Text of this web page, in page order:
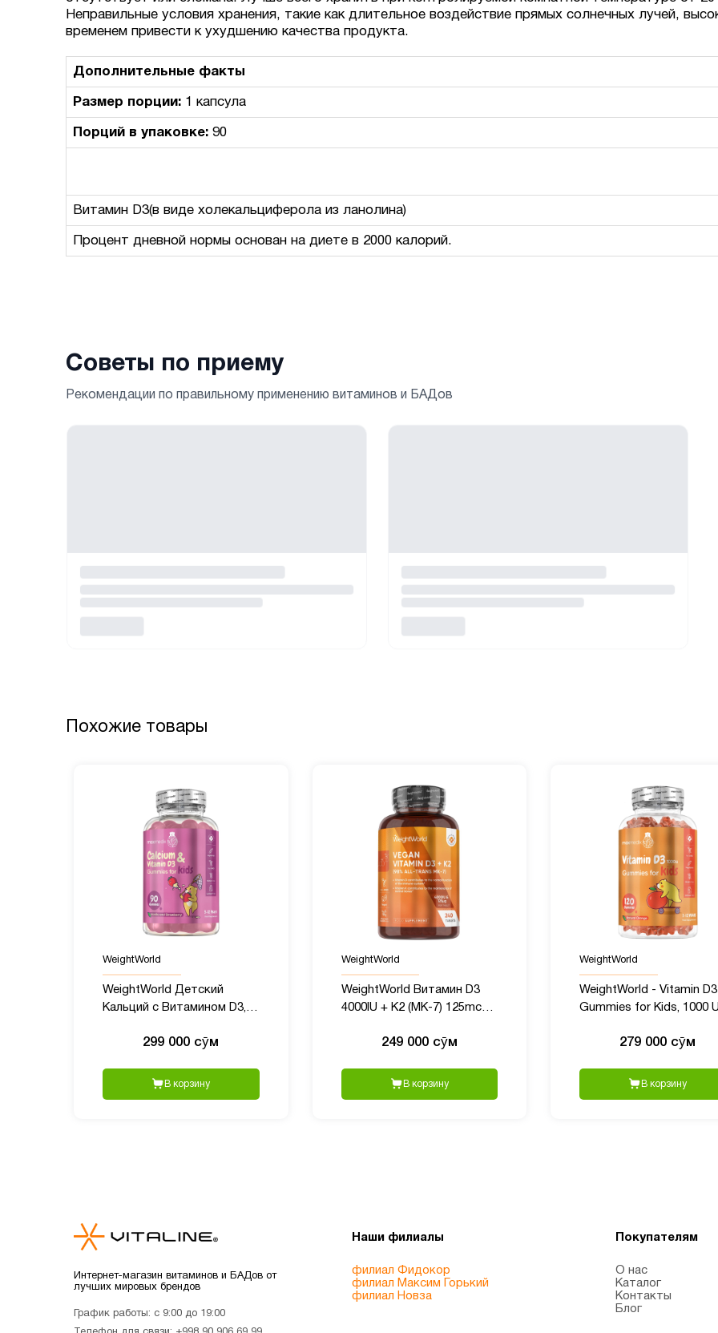
Неправильные условия хранения, такие как длительное воздействие прямых солнечных лучей,
временем привести к ухудшению качества продукта.
Дополнительные факты
Размер порции: 1 капсула
Порций в упаковке: 90
Витамин D3(в виде холекальциферола из ланолина)
Процент дневной нормы основан на диете в 2000 калорий.
Советы по приему
Рекомендации по правильному применению витаминов и БАДов
Похожие товары
WeightWorld
WeightWorld Детский
Кальций с Витамином D3,
299 000 сӯм
В корзину
WeightWorld
WeightWorld Витамин D3
4000IU + K2 (MK-7) 125mcg,
249 000 сӯм
В корзину
WeightWorld
WeightWorld - Vitamin D3
Gummies for Kids, 1000 UI,
279 000 сӯм
В корзину
Интернет-магазин витаминов и БАДов от
лучших мировых брендов
График работы: с 9:00 до 19:00
Наши филиалы
филиал Фидокор
филиал Максим Горький
филиал Новза
Покупателям
О нас
Каталог
Контакты
Блог